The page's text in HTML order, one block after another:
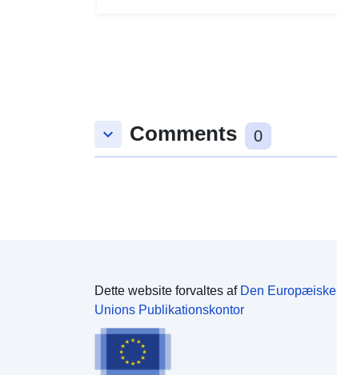
keyboard_arrow_down Comments 0
Dette website forvaltes af Den Europæiske
Unions Publikationskontor